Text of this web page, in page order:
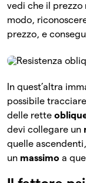
vedi che il prezzo
modo,
prezzo, e
In quest’altra
possibile
delle rette
devi collegare un
quelle
un massimo a